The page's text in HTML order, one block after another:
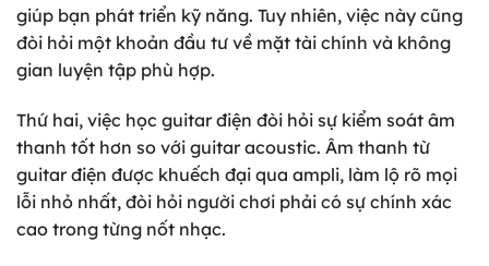
giúp bạn phát triển kỹ năng. Tuy nhiên, việc này cũng
đòi hỏi một khoản đầu tư về mặt tài chính và không
gian luyện tập phù hợp.
Thứ hai, việc học guitar điện đòi hỏi sự kiểm soát âm
thanh tốt hơn so với guitar acoustic. Âm thanh từ
guitar điện được khuếch đại qua ampli, làm lộ rõ mọi
lỗi nhỏ nhất, đòi hỏi người chơi phải có sự chính xác
cao trong từng nốt nhạc.